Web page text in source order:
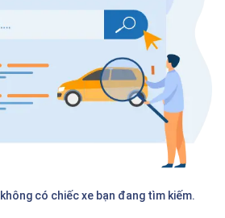
có chiếc xe bạn đang tìm kiếm.